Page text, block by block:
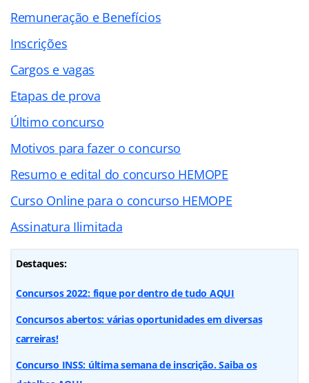
Remuneração e Benefícios
Inscrições
Cargos e vagas
Etapas de prova
Último concurso
Motivos para fazer o concurso
Resumo e edital do concurso HEMOPE
Curso Online para o concurso HEMOPE
Assinatura Ilimitada
Destaques:
Concursos 2022: fique por dentro de tudo AQUI
Concursos abertos: várias oportunidades em diversas
carreiras!
Concurso INSS: última semana de inscrição. Saiba os